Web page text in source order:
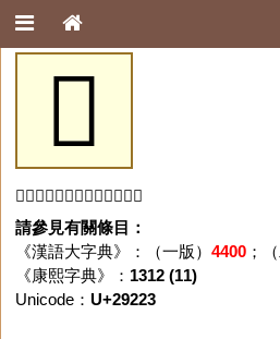
𩈣
「𩈣」字未收錄於本資料庫。
請參見有關條目：
《漢語大字典》：（一版） 4400；（
《康熙字典》： 1312 (11)
Unicode： U+29223